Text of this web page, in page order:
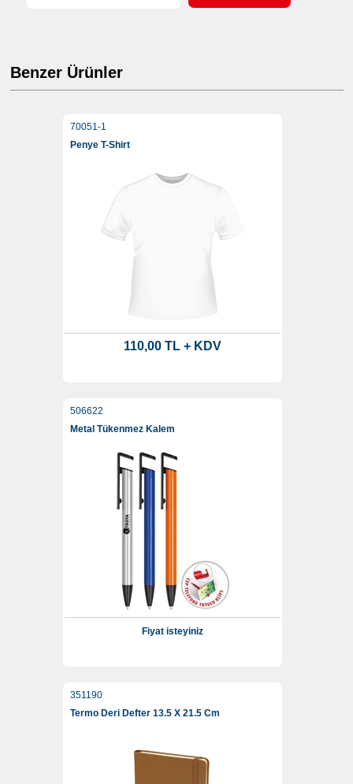
Benzer Ürünler
70051-1
Penye T-Shirt
110,00 TL + KDV
506622
Metal Tükenmez Kalem
Fiyat isteyiniz
351190
Termo Deri Defter 13.5 X 21.5 Cm